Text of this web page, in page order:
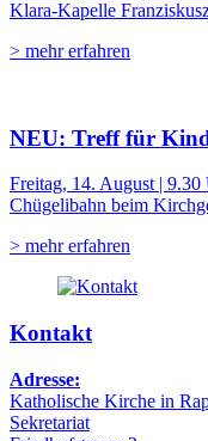
Klara-Kapelle
> mehr erfahren
NEU: Treff für
Freitag, 14. August | 9.30
Chügelibahn beim
> mehr erfahren
Kontakt
Adresse:
Katholische Kirche in
Sekretariat